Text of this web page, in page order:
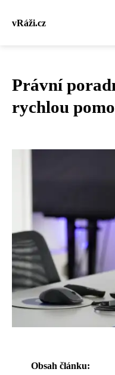
vRáži.cz
Právní
rychlou
Obsah článku: